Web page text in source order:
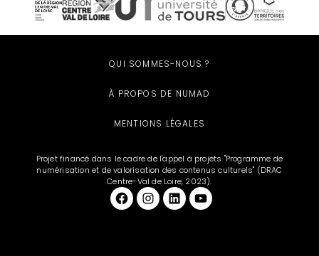
QUI SOMMES-NOUS ?
À PROPOS DE NUMAD
MENTIONS LÉGALES
Projet financé dans le cadre de l'appel à projets "Programme de
numérisation et de valorisation des contenus culturels" (DRAC
Centre-Val de Loire, 2023).
Facebook et aussi sur Instagram LinkedIn YouTube